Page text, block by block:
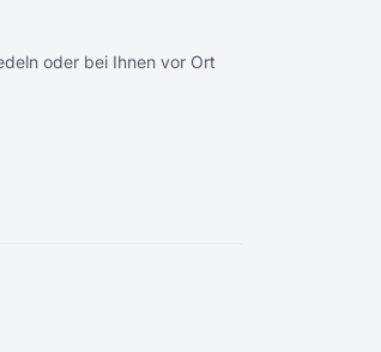
oder bei Ihnen vor Ort